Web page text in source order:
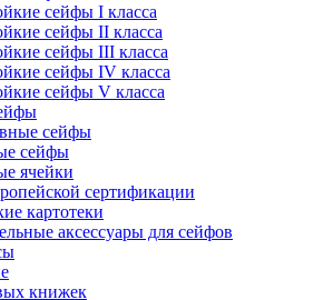
сейфы I класса
сейфы II класса
сейфы III класса
сейфы IV класса
сейфы V класса
сейфы
сейфы
ячейки
сертификации
картотеки
аксессуары для сейфов
книжек